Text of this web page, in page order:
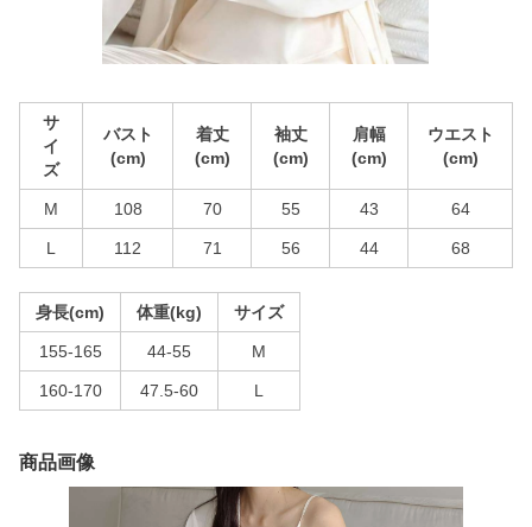
サ
イ
ズ
バスト
(cm)
着丈
(cm)
袖丈
(cm)
肩幅
(cm)
ウエスト
(cm)
M 108 70 55 43 64
L 112 71 56 44 68
身長(cm) 体重(kg) サイズ
155-165 44-55 M
160-170 47.5-60 L
商品画像